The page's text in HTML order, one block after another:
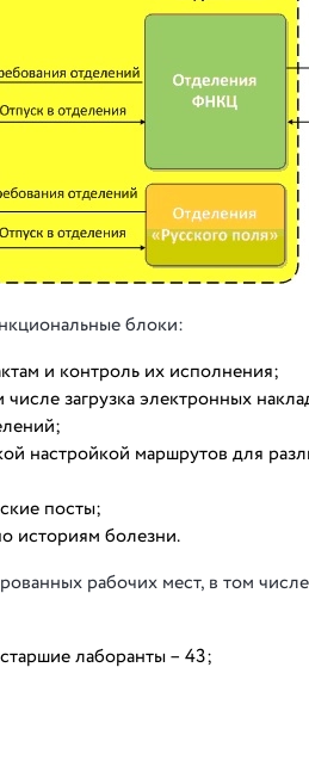
блоки:
и контроль их исполнения;
загрузка электронных
настройкой маршрутов для
посты;
историям болезни.
рабочих мест, в том
лаборанты – 43;